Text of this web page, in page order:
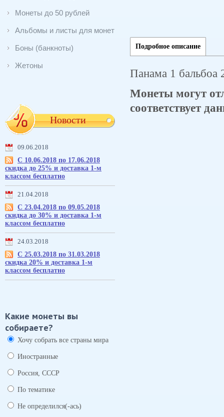
Монеты до 50 рублей
Альбомы и листы для монет
Боны (банкноты)
Жетоны
Новости
09.06.2018
С 10.06.2018 по 17.06.2018
скидка до 25% и доставка 1-м
классом бесплатно
21.04.2018
С 23.04.2018 по 09.05.2018
скидка до 30% и доставка 1-м
классом бесплатно
24.03.2018
С 25.03.2018 по 31.03.2018
скидка 20% и доставка 1-м
классом бесплатно
Какие монеты вы
собираете?
Хочу собрать все страны мира
Иностранные
Россия, СССР
По тематике
Не определился(-ась)
Подробное описание
Панама 1 бальбоа
Монеты могут
соответствует